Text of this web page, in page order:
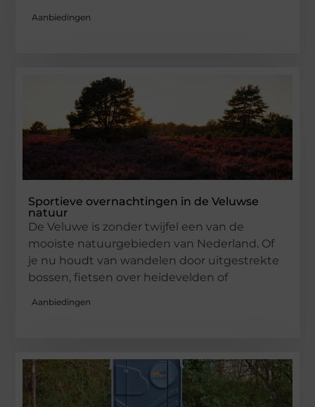
Aanbiedingen
Sportieve overnachtingen in de Veluwse
natuur
De Veluwe is zonder twijfel een van de
mooiste natuurgebieden van Nederland. Of
je nu houdt van wandelen door uitgestrekte
bossen, fietsen over heidevelden of
Aanbiedingen